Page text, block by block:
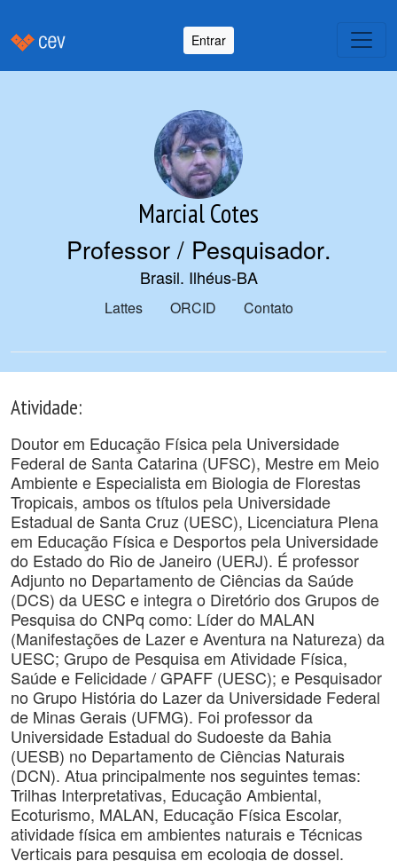
Entrar
Marcial Cotes
Professor / Pesquisador.
Brasil. Ilhéus-BA
Lattes ORCID Contato
Atividade:
Doutor em Educação Física pela Universidade
Federal de Santa Catarina (UFSC), Mestre em Meio
Ambiente e Especialista em Biologia de Florestas
Tropicais, ambos os títulos pela Universidade
Estadual de Santa Cruz (UESC), Licenciatura Plena
em Educação Física e Desportos pela Universidade
do Estado do Rio de Janeiro (UERJ). É professor
Adjunto no Departamento de Ciências da Saúde
(DCS) da UESC e integra o Diretório dos Grupos de
Pesquisa do CNPq como: Líder do MALAN
(Manifestações de Lazer e Aventura na Natureza) da
UESC; Grupo de Pesquisa em Atividade Física,
Saúde e Felicidade / GPAFF (UESC); e Pesquisador
no Grupo História do Lazer da Universidade Federal
de Minas Gerais (UFMG). Foi professor da
Universidade Estadual do Sudoeste da Bahia
(UESB) no Departamento de Ciências Naturais
(DCN). Atua principalmente nos seguintes temas:
Trilhas Interpretativas, Educação Ambiental,
Ecoturismo, MALAN, Educação Física Escolar,
atividade física em ambientes naturais e Técnicas
Verticais para pesquisa em ecologia de dossel.